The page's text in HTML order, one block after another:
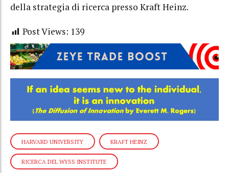
della strategia di ricerca presso Kraft Heinz.
Post Views: 139
HARVARD UNIVERSITY KRAFT HEINZ
RICERCA DEL WYSS INSTITUTE